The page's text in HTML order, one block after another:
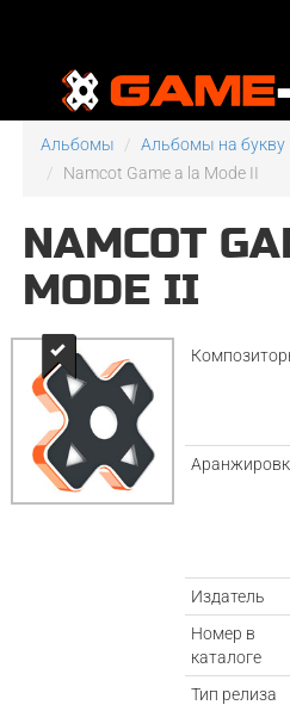
Альбомы
Альбомы на букву
Namcot Game a la Mode II
NAMCOT
MODE II
Издатель
Номер в
каталоге
Тип релиза